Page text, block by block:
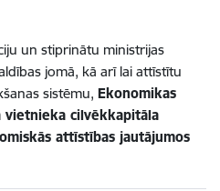
un stiprinātu ministrijas
jomā, kā arī lai attīstītu
sistēmu, Ekonomikas
cilvēkkapitāla
attīstības jautājumos